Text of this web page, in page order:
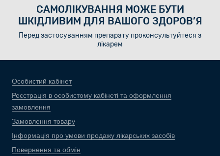
САМОЛІКУВАННЯ МОЖЕ БУТИ
ШКІДЛИВИМ ДЛЯ ВАШОГО ЗДОРОВ’Я
Перед застосуванням препарату проконсультуйтеся з
лікарем
Особистий кабінет
Реєстрація в особистому кабінеті та оформлення
замовлення
Замовлення товару
Інформація про умови продажу лікарських засобів
Повернення та обмін